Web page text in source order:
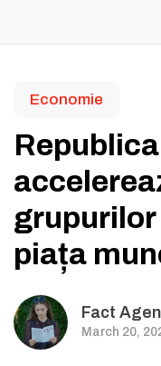
Economie
piața
Fact
March 20,